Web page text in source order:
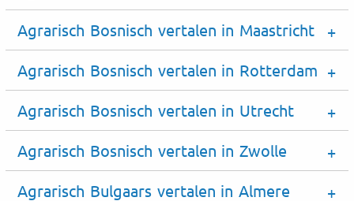
Agrarisch Bosnisch vertalen in Maastricht
Agrarisch Bosnisch vertalen in Rotterdam
Agrarisch Bosnisch vertalen in Utrecht
Agrarisch Bosnisch vertalen in Zwolle
Agrarisch Bulgaars vertalen in Almere